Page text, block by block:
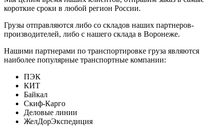
короткие сроки в любой регион России.
Грузы отправляются либо со складов наших партнеров-
производителей, либо с нашего склада в Воронеже.
Нашими партнерами по транспортировке груза являются
наиболее популярные транспортные компании:
ПЭК
КИТ
Байкал
Скиф-Карго
Деловые линии
ЖелДорЭкспедиция